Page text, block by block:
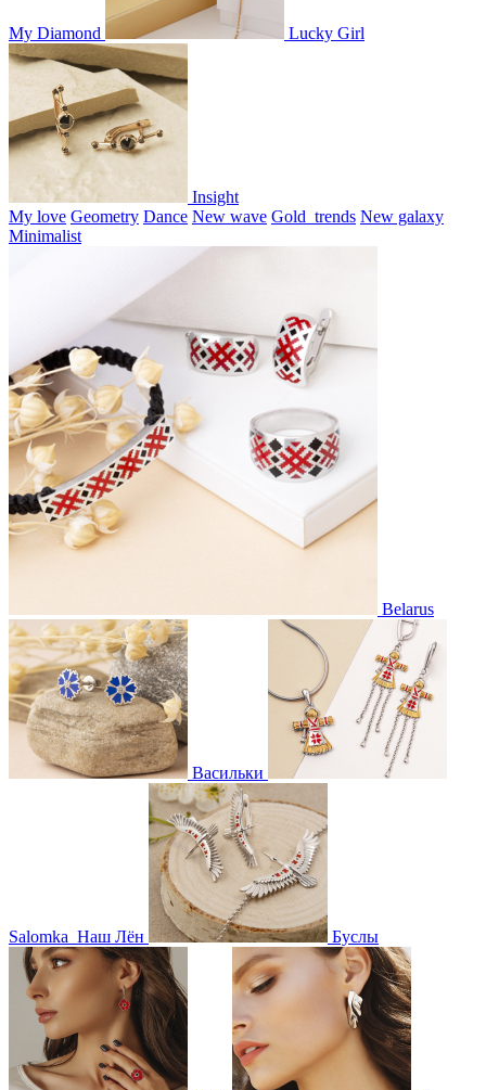
My Diamond Lucky Girl
Insight
My love Geometry Dance New wave Gold_trends New galaxy
Minimalist
Belarus
Васильки
Salomka Наш Лён Буслы